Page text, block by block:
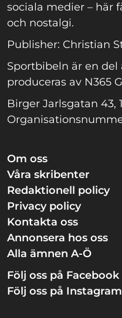
sociala medier – här
och nostalgi.
Publisher: Christian
Sportbibeln är en del
produceras av N365
Birger Jarlsgatan 43,
Om oss
Våra skribenter
Redaktionell policy
Privacy policy
Kontakta oss
Annonsera hos oss
Alla ämnen A-Ö
Följ oss på Facebook
Följ oss på Instagram